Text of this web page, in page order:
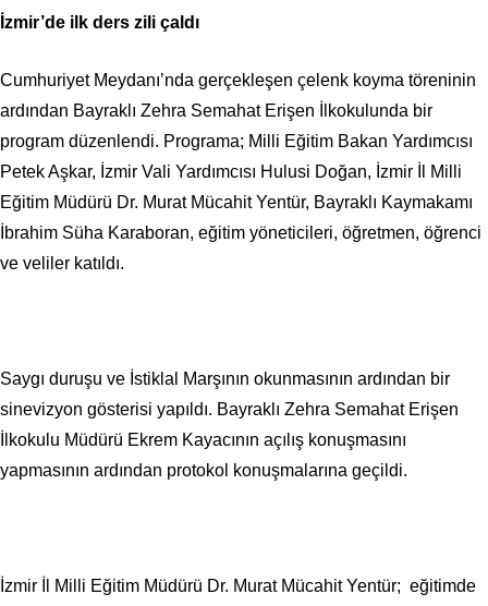
İzmir’de ilk ders zili çaldı
Cumhuriyet Meydanı’nda gerçekleşen çelenk koyma töreninin
ardından Bayraklı Zehra Semahat Erişen İlkokulunda bir
program düzenlendi. Programa; Milli Eğitim Bakan Yardımcısı
Petek Aşkar, İzmir Vali Yardımcısı Hulusi Doğan, İzmir İl Milli
Eğitim Müdürü Dr. Murat Mücahit Yentür, Bayraklı Kaymakamı
İbrahim Süha Karaboran, eğitim yöneticileri, öğretmen, öğrenci
ve veliler katıldı.
Saygı duruşu ve İstiklal Marşının okunmasının ardından bir
sinevizyon gösterisi yapıldı. Bayraklı Zehra Semahat Erişen
İlkokulu Müdürü Ekrem Kayacının açılış konuşmasını
yapmasının ardından protokol konuşmalarına geçildi.
İzmir İl Milli Eğitim Müdürü Dr. Murat Mücahit Yentür; eğitimde